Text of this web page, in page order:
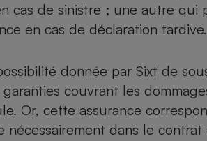
cas de sinistre ; une autre qui
en cas de déclaration tardive.
donnée par Sixt de
couvrant les
Or, cette assurance
nécessairement dans le
Ventilateur
Antivirus